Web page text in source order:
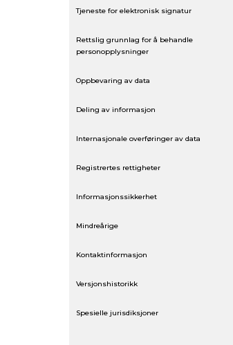
Tjeneste for elektronisk signatur
Rettslig grunnlag for å behandle
personopplysninger
Oppbevaring av data
Deling av informasjon
Internasjonale overføringer av data
Registrertes rettigheter
Informasjonssikkerhet
Mindreårige
Kontaktinformasjon
Versjonshistorikk
Spesielle jurisdiksjoner